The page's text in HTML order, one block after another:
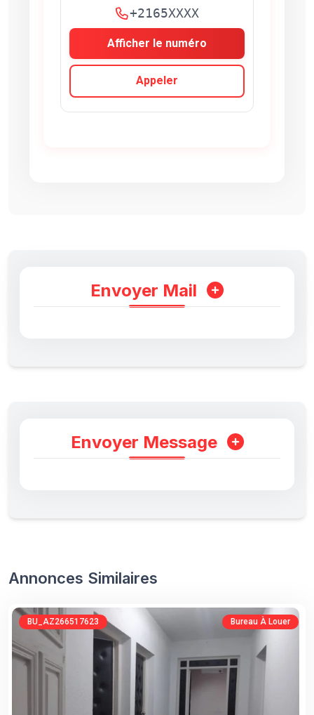
+2165XXXX
Afficher le numéro
Appeler
Envoyer Mail
Envoyer Message
Annonces Similaires
BU_AZ266517623 Bureau À Louer